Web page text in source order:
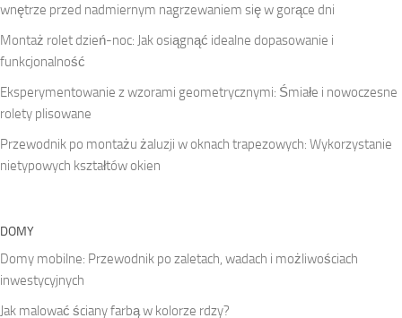
wnętrze przed nadmiernym nagrzewaniem się w gorące dni
Montaż rolet dzień-noc: Jak osiągnąć idealne dopasowanie i
funkcjonalność
Eksperymentowanie z wzorami geometrycznymi: Śmiałe i nowoczesne
rolety plisowane
Przewodnik po montażu żaluzji w oknach trapezowych: Wykorzystanie
nietypowych kształtów okien
DOMY
Domy mobilne: Przewodnik po zaletach, wadach i możliwościach
inwestycyjnych
Jak malować ściany farbą w kolorze rdzy?